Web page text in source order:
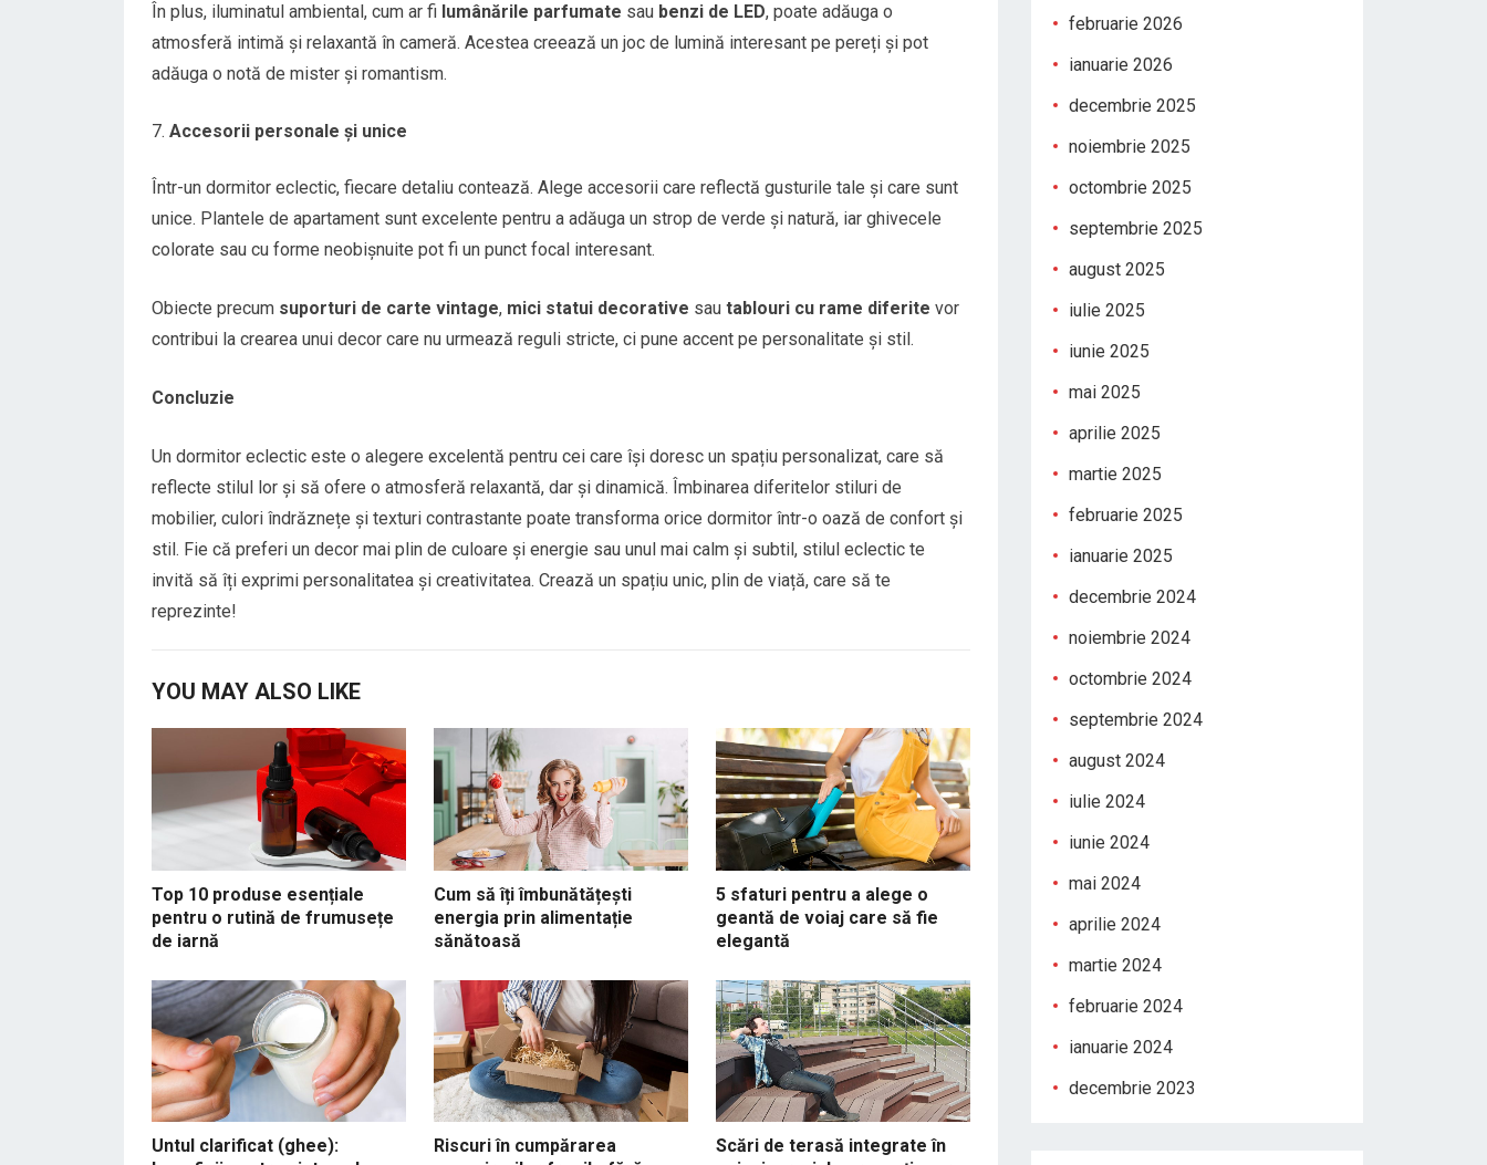
În plus, iluminatul ambiental, cum ar fi lumânările parfumate sau benzi de LED, poate adăuga o
atmosferă intimă și relaxantă în cameră. Acestea creează un joc de lumină interesant pe pereți și pot
adăuga o notă de mister și romantism.
Accesorii personale și unice
Într-un dormitor eclectic, fiecare detaliu contează. Alege accesorii care reflectă gusturile tale și care sunt
unice. Plantele de apartament sunt excelente pentru a adăuga un strop de verde și natură, iar ghivecele
colorate sau cu forme neobișnuite pot fi un punct focal interesant.
Obiecte precum suporturi de carte vintage, mici statui decorative sau tablouri cu rame diferite vor
contribui la crearea unui decor care nu urmează reguli stricte, ci pune accent pe personalitate și stil.
Concluzie
Un dormitor eclectic este o alegere excelentă pentru cei care își doresc un spațiu personalizat, care să
reflecte stilul lor și să ofere o atmosferă relaxantă, dar și dinamică. Îmbinarea diferitelor stiluri de
mobilier, culori îndrăznețe și texturi contrastante poate transforma orice dormitor într-o oază de confort și
stil. Fie că preferi un decor mai plin de culoare și energie sau unul mai calm și subtil, stilul eclectic te
invită să îți exprimi personalitatea și creativitatea. Crează un spațiu unic, plin de viață, care să te
reprezinte!
YOU MAY ALSO LIKE
Top 10 produse esențiale
pentru o rutină de frumusețe
de iarnă
Cum să îți îmbunătățești
energia prin alimentație
sănătoasă
5 sfaturi pentru a alege o
geantă de voiaj care să fie
elegantă
Untul clarificat (ghee):
Riscuri în cumpărarea
Scări de terasă integrate în
februarie 2026
ianuarie 2026
decembrie 2025
noiembrie 2025
octombrie 2025
septembrie 2025
august 2025
iulie 2025
iunie 2025
mai 2025
aprilie 2025
martie 2025
februarie 2025
ianuarie 2025
decembrie 2024
noiembrie 2024
octombrie 2024
septembrie 2024
august 2024
iulie 2024
iunie 2024
mai 2024
aprilie 2024
martie 2024
februarie 2024
ianuarie 2024
decembrie 2023